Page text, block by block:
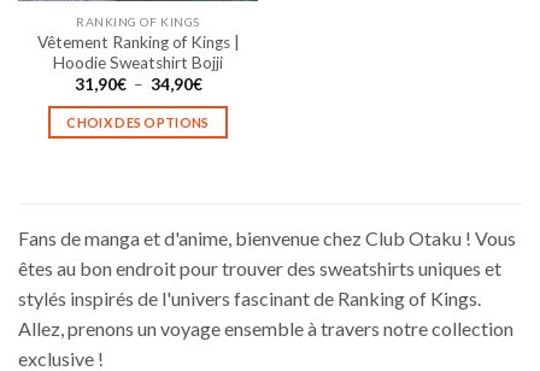
RANKING OF KINGS
Vêtement Ranking of Kings |
Hoodie Sweatshirt Bojji
31,90€ – 34,90€Plage
prix :
31,90€
CHOIX DES OPTIONS
variations.
Les
options
peuvent
Fans de manga et d'anime, bienvenue chez Club Otaku ! Vous
êtes au bon endroit pour trouver des sweatshirts uniques et
stylés inspirés de l'univers fascinant de Ranking of Kings.
Allez, prenons un voyage ensemble à travers notre collection
exclusive !